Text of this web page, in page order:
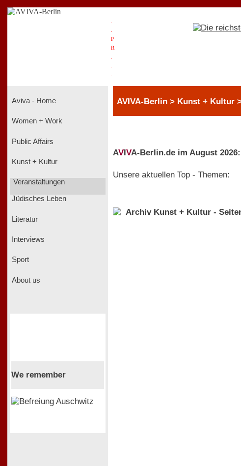
P
R
Aviva - Home
Women + Work
Public Affairs
Kunst + Kultur
Veranstaltungen
Jüdisches Leben
Literatur
Interviews
Sport
About us
We remember
AVIVA-Berlin > Kunst + Kultur
AVIVA-Berlin.de im August 2026:
Unsere aktuellen Top - Themen:
Archiv Kunst + Kultur -